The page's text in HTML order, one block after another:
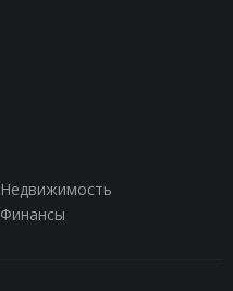
Недвижимость
Финансы